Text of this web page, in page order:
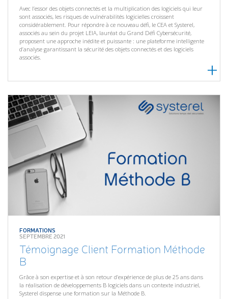
Avec l’essor des objets connectés et la multiplication des logiciels qui leur
sont associés, les risques de vulnérabilités logicielles croissent
considérablement. Pour répondre à ce nouveau défi, le CEA et Systerel,
associés au sein du projet LEIA, lauréat du Grand Défi Cybersécurité,
proposent une approche inédite et puissante : une plateforme intelligente
d’analyse garantissant la sécurité des objets connectés et des logiciels
associés.
FORMATIONS
SEPTEMBRE 2021
Témoignage Client Formation Méthode
B
Grâce à son expertise et à son retour d’expérience de plus de 25 ans dans
la réalisation de développements B logiciels dans un contexte industriel,
Systerel dispense une formation sur la Méthode B.